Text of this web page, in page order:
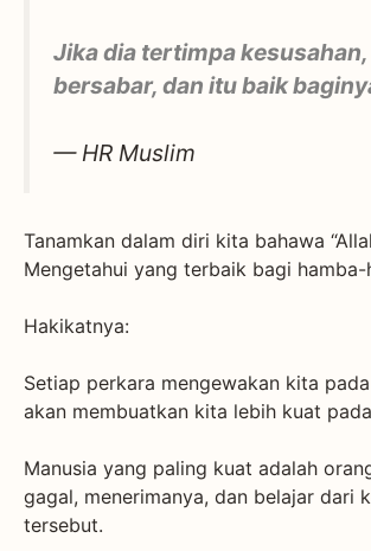
Jika dia tertimpa
bersabar, dan itu baik
— HR Muslim
Tanamkan dalam diri kita bahawa
Mengetahui yang terbaik bagi hamba-
Hakikatnya:
Setiap perkara mengewakan kita
akan membuatkan kita lebih kuat
Manusia yang paling kuat adalah
gagal, menerimanya, dan belajar dari
tersebut.